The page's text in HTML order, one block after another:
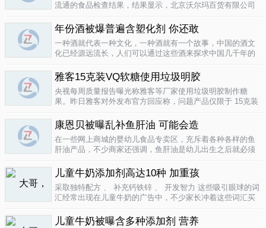
流通的食品检查结果，结果显示，北京沃尔玛百货有限公司
款小食品甜蜜素超标。二氧化硫在我国禁止用于姜粉这类食
物，据市食药监局食品安全专家介绍..
年份酒被爆普遍含塑化剂 你还敢
一种酒就代表一种文化，一种酒就有一个故事，中国的酒文
化已经源远流长，人们可以通过这些酒来探求中国几千年的
有害又不能完全戒掉的原因，因为酒已经不只是一种可以喝
的饮品那么简单，就像茶一样有很厚..
雅客15克装VQ软糖使用垃圾明胶
央视每周质量报告曝光称雅客等厂家使用垃圾明胶制作糖
果。昨日雅客对外发布官方回应称，问题产品仅限于 15克装
生产该产品，并将嘉利达明胶原料全部封存。对已上市流通
产品，雅客表示已于3月15..
康恩贝被曝乱补鱼肝油 可能会造
在一些网上商城的婴幼儿食品专卖区，充斥着各种各样的鱼
肝油产品，不少商家还强调，鱼肝油是幼儿出生之后就必须
孩子服用鱼肝油。而实际上，以食品身份出现的鱼肝油是药
品，过量补充会对孩子产生伤害。在..
儿童牛奶添加剂高达10种 加重孩
采取独特配方 、 补充钙铁锌 、 开发智力 这些吸引眼球的词
汇经常出现在儿童牛奶的广告中，不少家长冲着这些词汇买
示，孩子应该尽量少喝。超市儿童牛奶添加剂高达10种昨
儿童牛奶被曝含多种添加剂 营养